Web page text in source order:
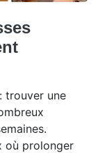
trouver une
où prolonger